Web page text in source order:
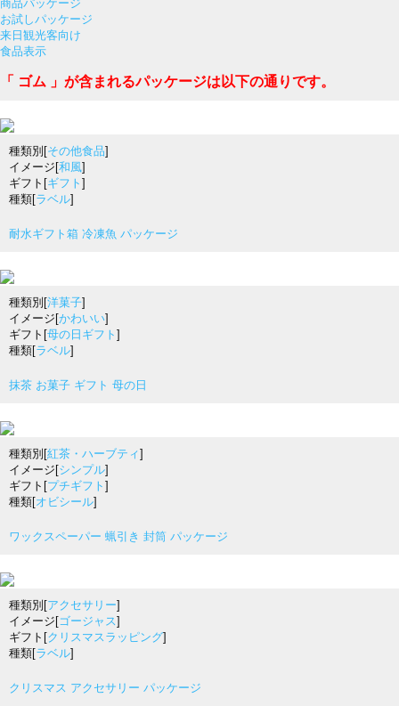
商品パッケージ
お試しパッケージ
来日観光客向け
食品表示
「 ゴム 」が含まれるパッケージは以下の通りです。
種類別[その他食品]
イメージ[和風]
ギフト[ギフト ]
種類[ラベル]
耐水ギフト箱 冷凍魚 パッケージ
種類別[洋菓子]
イメージ[かわいい]
ギフト[母の日ギフト ]
種類[ラベル]
抹茶 お菓子 ギフト 母の日
種類別[紅茶・ハーブティ]
イメージ[シンプル]
ギフト[プチギフト ]
種類[オビシール]
ワックスペーパー 蝋引き 封筒 パッケージ
種類別[アクセサリー]
イメージ[ゴージャス]
ギフト[クリスマスラッピング]
種類[ラベル]
クリスマス アクセサリー パッケージ